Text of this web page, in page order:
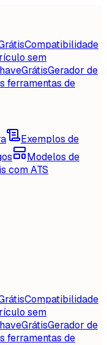
Compatibilidade
sem
GrátisGerador de
ferramentas de
Exemplos de
Modelos de
com ATS
Compatibilidade
sem
GrátisGerador de
ferramentas de